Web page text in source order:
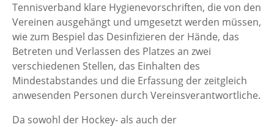
Tennisverband klare Hygienevorschriften, die von den
Vereinen ausgehängt und umgesetzt werden müssen,
wie zum Bespiel das Desinfizieren der Hände, das
Betreten und Verlassen des Platzes an zwei
verschiedenen Stellen, das Einhalten des
Mindestabstandes und die Erfassung der zeitgleich
anwesenden Personen durch Vereinsverantwortliche.
Da sowohl der Hockey- als auch der